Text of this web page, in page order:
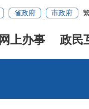
省政府 市政府
网上办事 政民